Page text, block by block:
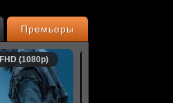
Премьеры
FHD (1080p)